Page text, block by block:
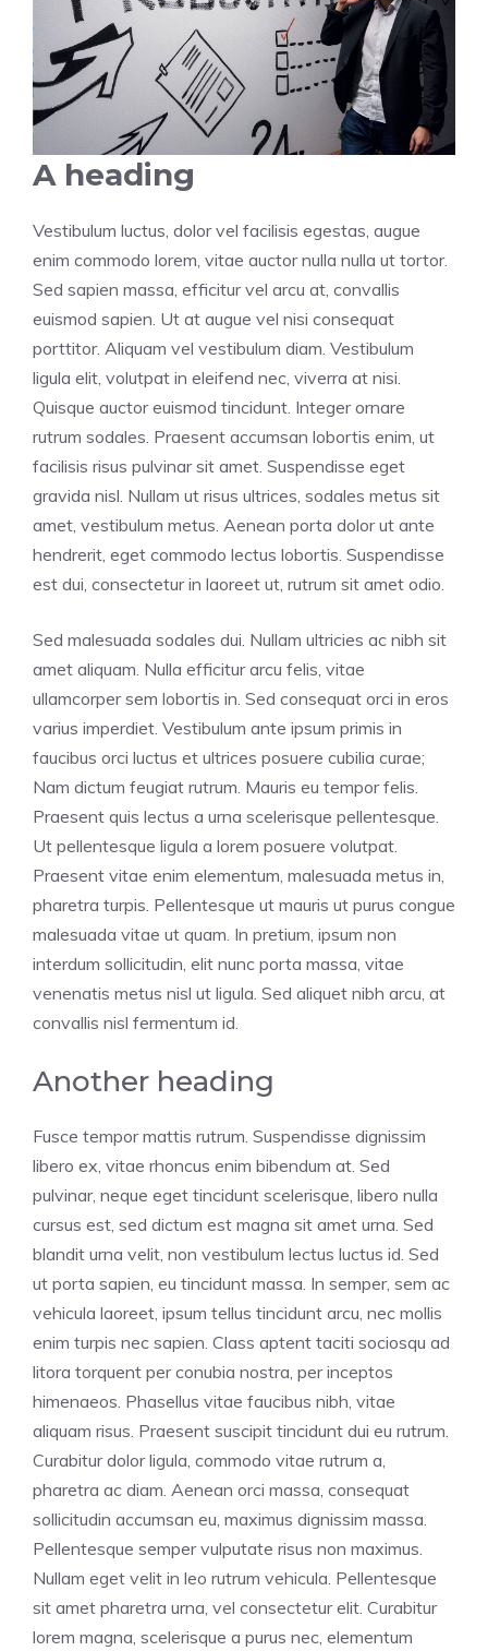
A heading
Vestibulum luctus, dolor vel facilisis egestas, augue
enim commodo lorem, vitae auctor nulla nulla ut tortor.
Sed sapien massa, efficitur vel arcu at, convallis
euismod sapien. Ut at augue vel nisi consequat
porttitor. Aliquam vel vestibulum diam. Vestibulum
ligula elit, volutpat in eleifend nec, viverra at nisi.
Quisque auctor euismod tincidunt. Integer ornare
rutrum sodales. Praesent accumsan lobortis enim, ut
facilisis risus pulvinar sit amet. Suspendisse eget
gravida nisl. Nullam ut risus ultrices, sodales metus sit
amet, vestibulum metus. Aenean porta dolor ut ante
hendrerit, eget commodo lectus lobortis. Suspendisse
est dui, consectetur in laoreet ut, rutrum sit amet odio.
Sed malesuada sodales dui. Nullam ultricies ac nibh sit
amet aliquam. Nulla efficitur arcu felis, vitae
ullamcorper sem lobortis in. Sed consequat orci in eros
varius imperdiet. Vestibulum ante ipsum primis in
faucibus orci luctus et ultrices posuere cubilia curae;
Nam dictum feugiat rutrum. Mauris eu tempor felis.
Praesent quis lectus a urna scelerisque pellentesque.
Ut pellentesque ligula a lorem posuere volutpat.
Praesent vitae enim elementum, malesuada metus in,
pharetra turpis. Pellentesque ut mauris ut purus congue
malesuada vitae ut quam. In pretium, ipsum non
interdum sollicitudin, elit nunc porta massa, vitae
venenatis metus nisl ut ligula. Sed aliquet nibh arcu, at
convallis nisl fermentum id.
Another heading
Fusce tempor mattis rutrum. Suspendisse dignissim
libero ex, vitae rhoncus enim bibendum at. Sed
pulvinar, neque eget tincidunt scelerisque, libero nulla
cursus est, sed dictum est magna sit amet urna. Sed
blandit urna velit, non vestibulum lectus luctus id. Sed
ut porta sapien, eu tincidunt massa. In semper, sem ac
vehicula laoreet, ipsum tellus tincidunt arcu, nec mollis
enim turpis nec sapien. Class aptent taciti sociosqu ad
litora torquent per conubia nostra, per inceptos
himenaeos. Phasellus vitae faucibus nibh, vitae
aliquam risus. Praesent suscipit tincidunt dui eu rutrum.
Curabitur dolor ligula, commodo vitae rutrum a,
pharetra ac diam. Aenean orci massa, consequat
sollicitudin accumsan eu, maximus dignissim massa.
Pellentesque semper vulputate risus non maximus.
Nullam eget velit in leo rutrum vehicula. Pellentesque
sit amet pharetra urna, vel consectetur elit. Curabitur
lorem magna, scelerisque a purus nec, elementum